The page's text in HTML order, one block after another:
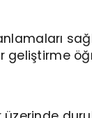
geliştirme